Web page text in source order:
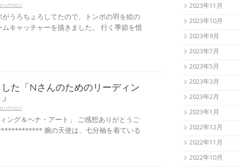
うろちょろしてたので、トンボの羽を絵の
キャッチャーを描きました。 行く季節を惜
た「Nさんのためのリーディン
ング＆ヘナ・アート」 ご感想ありがとうご
腕の天使は、七分袖を着ている
2023年11月
2023年10月
2023年9月
2023年7月
2023年5月
2023年3月
2023年2月
2023年1月
2022年12月
2022年11月
2022年10月